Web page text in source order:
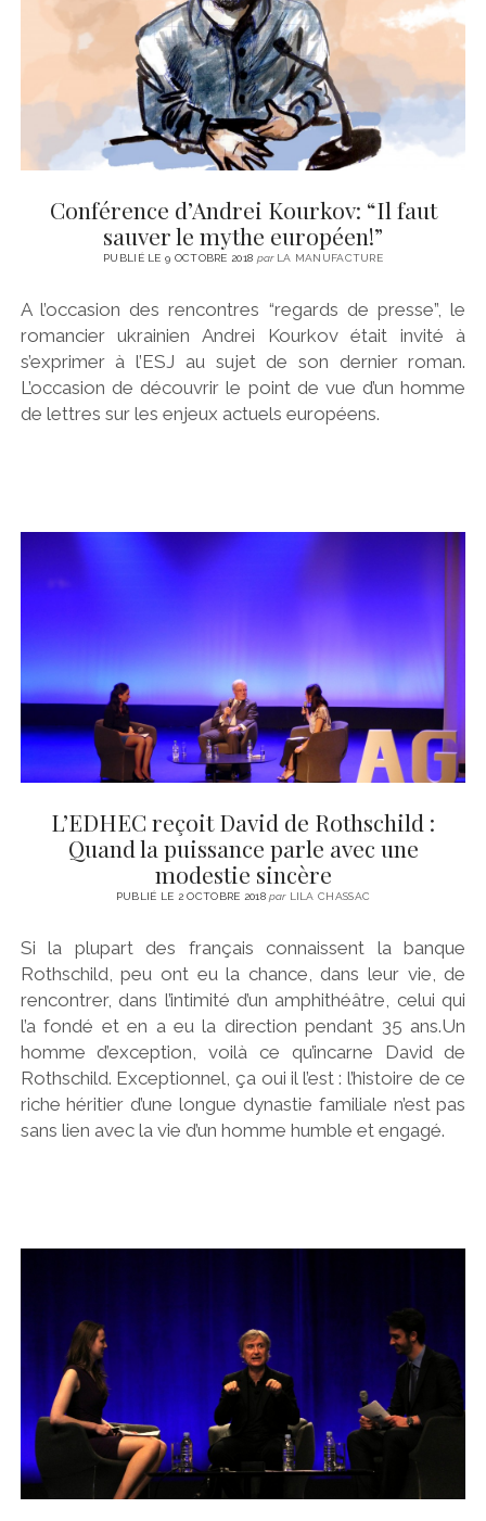
Conférence d’Andrei Kourkov: “Il faut
sauver le mythe européen!”
PUBLIÉ LE 9 OCTOBRE 2018 parLA MANUFACTURE
A l’occasion des rencontres “regards de presse”, le
romancier ukrainien Andrei Kourkov était invité à
s’exprimer à l’ESJ au sujet de son dernier roman.
L’occasion de découvrir le point de vue d’un homme
de lettres sur les enjeux actuels européens.
L’EDHEC reçoit David de Rothschild :
Quand la puissance parle avec une
modestie sincère
PUBLIÉ LE 2 OCTOBRE 2018parLILA CHASSAC
Si la plupart des français connaissent la banque
Rothschild, peu ont eu la chance, dans leur vie, de
rencontrer, dans l’intimité d’un amphithéâtre, celui qui
l’a fondé et en a eu la direction pendant 35 ans.Un
homme d’exception, voilà ce qu’incarne David de
Rothschild. Exceptionnel, ça oui il l’est : l’histoire de ce
riche héritier d’une longue dynastie familiale n’est pas
sans lien avec la vie d’un homme humble et engagé.